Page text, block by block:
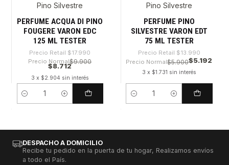
-51%Pino Silvestre
PERFUME ACQUA DI PINO
FOUGERE VARON EDC
125 ML TESTER
Precio Retail $17.990
Precio Normal$9.900
$8.712
3 x $2.904 sin interés
Cantidad
-62%Pino Silvestre
PERFUME PINO
SILVESTRE VARON EDT
75 ML TESTER
Precio Retail $13.990
Precio Normal$5.900$5.192
3 x $1.731 sin interés
Cantidad
DESPACHO A DOMICILIO
Recibe tu pedido en la puerta de tu hogar, Realizamos envíos
a todo el País.